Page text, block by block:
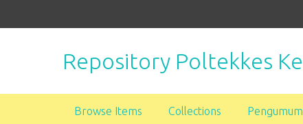
Repository Poltekkes
Browse Items Collections